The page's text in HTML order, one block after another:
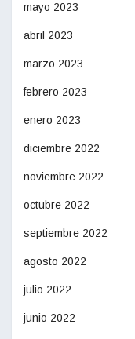
mayo 2023
abril 2023
marzo 2023
febrero 2023
enero 2023
diciembre 2022
noviembre 2022
octubre 2022
septiembre 2022
agosto 2022
julio 2022
junio 2022